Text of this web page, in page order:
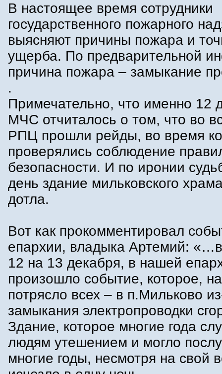
В настоящее время сотрудники
государственного пожарного
выясняют причины пожара и
ущерба. По предварительной
причина пожара – замыкание
.
Примечательно, что именно 12
МЧС отчиталось о том, что во
РПЦ прошли рейды, во время
проверялись соблюдение
безопасности. И по иронии
день здание мильковского
дотла.
Вот как прокомментировал
епархии, владыка Артемий:
12 на 13 декабря, в нашей
произошло событие, которое,
потрясло всех – в п.Мильково
замыкания электропроводки
Здание, которое многие года
людям утешением и могло
многие годы, несмотря на свой